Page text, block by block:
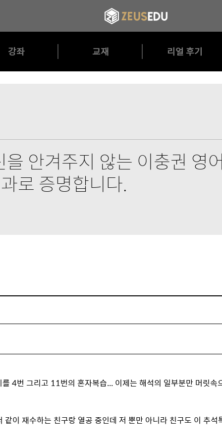
강좌 교재 리얼 후기
안겨주지 않는 이충권 영
로 증명합니다.
4번 그리고 11번의 혼자복습... 이제는 해석의 일부분만 머릿
이 재수하는 친구랑 열공 중인데 저 뿐만 아니라 친구도 이 추